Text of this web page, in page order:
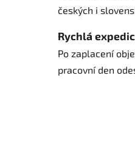
českých i
Rychlá
Po zaplacení
pracovní den